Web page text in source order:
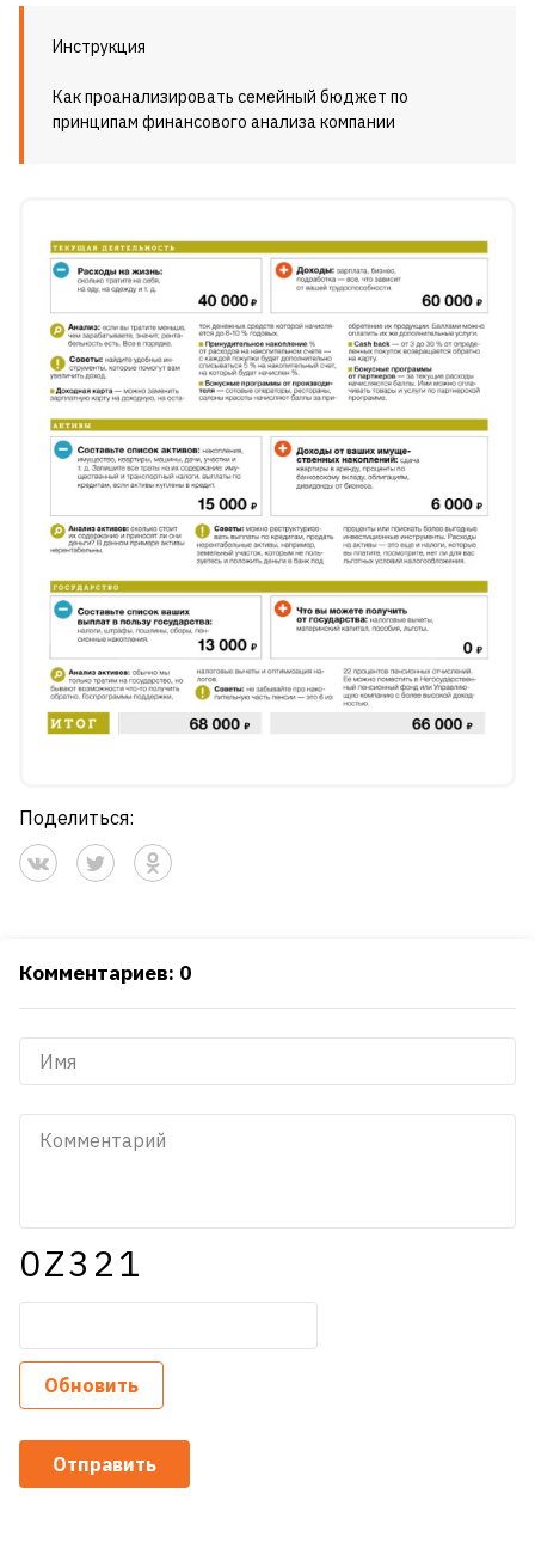
Инструкция
Как проанализировать семейный бюджет по
принципам финансового анализа компании
Поделиться:
Комментариев: 0
0Z321
Обновить
Отправить